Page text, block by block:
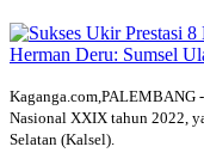
Kaganga.com,PALEMBANG
Nasional XXIX tahun 2022,
Selatan (Kalsel).